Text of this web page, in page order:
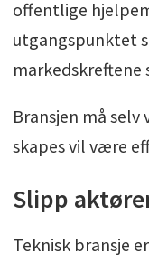
offentlige
utgangspunktet
markedskreftene
Bransjen må
skapes vil være
Slipp
Teknisk bransje